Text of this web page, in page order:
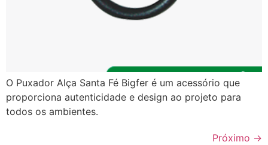
O Puxador Alça Santa Fé Bigfer é um acessório que
proporciona autenticidade e design ao projeto para
todos os ambientes.
Próximo →